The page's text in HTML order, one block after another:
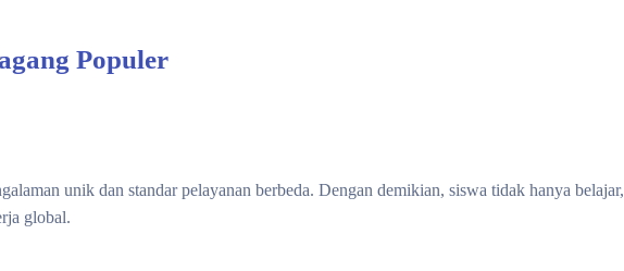
Populer
unik dan standar pelayanan berbeda. Dengan demikian, siswa tidak hanya belajar,
global.